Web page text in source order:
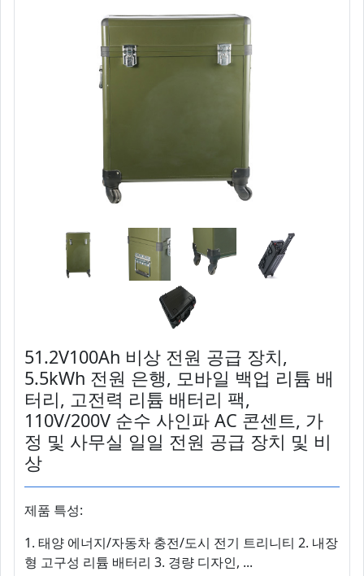
51.2V100Ah 비상 전원 공급 장치,
5.5kWh 전원 은행, 모바일 백업 리튬 배
터리, 고전력 리튬 배터리 팩,
110V/200V 순수 사인파 AC 콘센트, 가
정 및 사무실 일일 전원 공급 장치 및 비
상
제품 특성:
1. 태양 에너지/자동차 충전/도시 전기 트리니티 2. 내장
형 고구성 리튬 배터리 3. 경량 디자인, ...